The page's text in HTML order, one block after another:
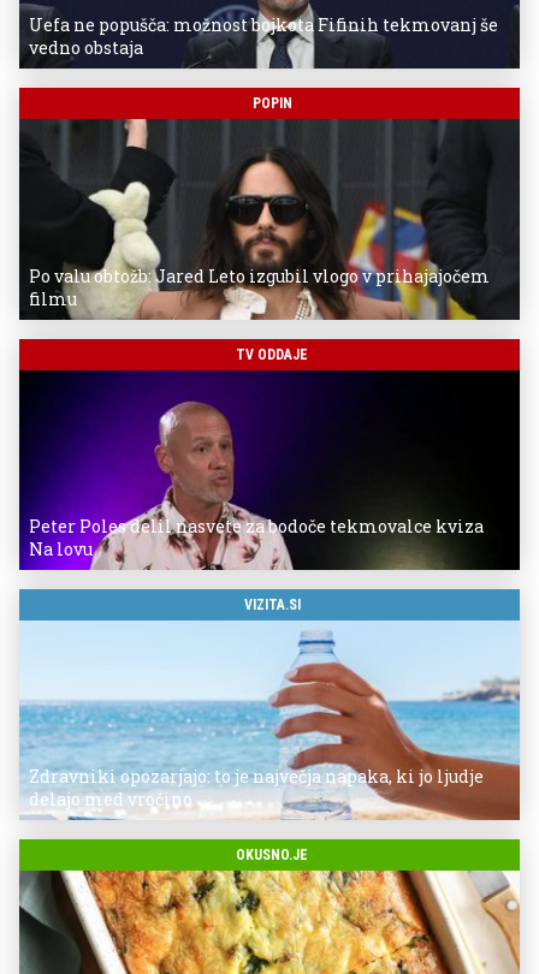
Uefa ne popušča: možnost bojkota Fifinih tekmovanj še
vedno obstaja
POPIN
Po valu obtožb: Jared Leto izgubil vlogo v prihajajočem
filmu
TV ODDAJE
Peter Poles delil nasvete za bodoče tekmovalce kviza
Na lovu
VIZITA.SI
Zdravniki opozarjajo: to je največja napaka, ki jo ljudje
delajo med vročino
OKUSNO.JE